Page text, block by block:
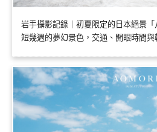
岩手攝影記錄｜初夏限定的日本絕景
短幾週的夢幻景色，交通、開眼時間